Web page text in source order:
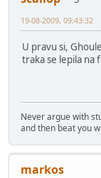
19-08-2009, 09:43:32
U pravu si,
traka se lepila na
Never argue with
and then beat you
markos